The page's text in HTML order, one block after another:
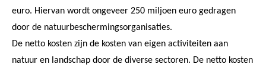
euro. Hiervan wordt ongeveer 250 miljoen euro gedragen
door de natuurbeschermingsorganisaties.
De netto kosten zijn de kosten van eigen activiteiten aan
natuur en landschap door de diverse sectoren. De netto kosten